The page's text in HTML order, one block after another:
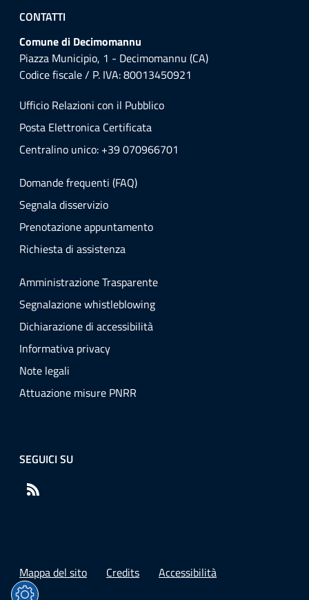
CONTATTI
Comune di Decimomannu
Piazza Municipio, 1 - Decimomannu (CA)
Codice fiscale / P. IVA: 80013450921
Ufficio Relazioni con il Pubblico
Posta Elettronica Certificata
Centralino unico: +39 070966701
Domande frequenti (FAQ)
Segnala disservizio
Prenotazione appuntamento
Richiesta di assistenza
Amministrazione Trasparente
Segnalazione whistleblowing
Dichiarazione di accessibilità
Informativa privacy
Note legali
Attuazione misure PNRR
SEGUICI SU
Mappa del sito Credits Accessibilità